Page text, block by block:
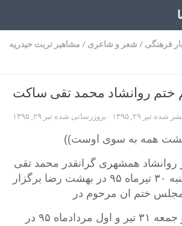
فرهنگی / شعر و شاعری / مشاهیر تربت حیدریه
ختم روانشاد محمد تقی ساکت
شده تیر ۲۹, ۱۳۹۵ · بروزرسانی شده تیر ۲۹, ۱۳۹۵
همه به سوی اوست))
روانشاد همشهری گرانقدر محمد تقی
ساکت روز چهارشنبه ۳۰ تیرماه ۹۵ در بهشت رضا برگزار
ختم ان مرحوم در
روزهای پنجشنبه و جمعه ۳۱ تیر و اول مردادماه ۹۵ در